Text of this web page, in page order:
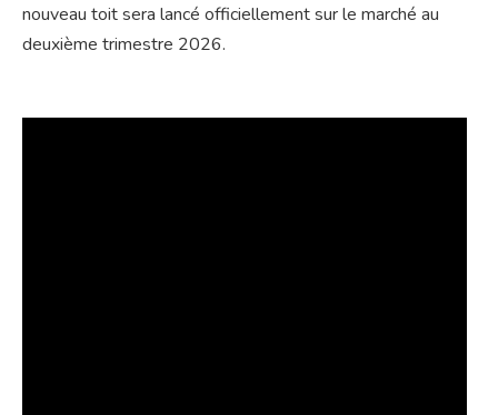
nouveau toit sera lancé officiellement sur le marché au
deuxième trimestre 2026.